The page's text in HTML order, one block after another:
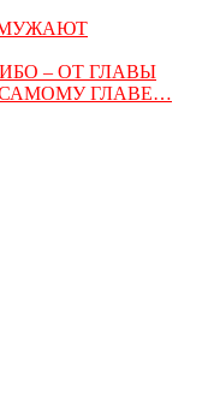
МУЖАЮТ
– ОТ ГЛАВЫ
ГЛАВЕ…